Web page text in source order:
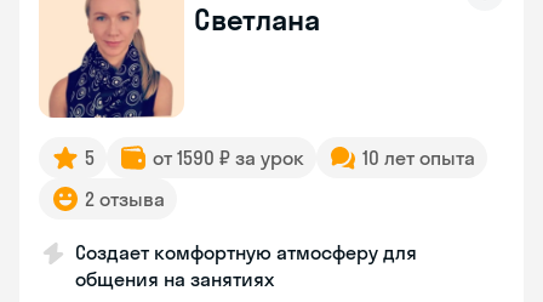
Светлана
5 от 1590 ₽ за урок
10 лет опыта
2 отзыва
Создает комфортную атмосферу для
общения на занятиях